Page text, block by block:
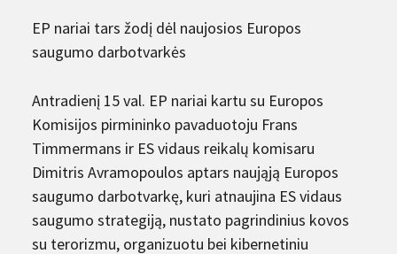
EP nariai tars žodį dėl naujosios Europos
saugumo darbotvarkės
Antradienį 15 val. EP nariai kartu su Europos
Komisijos pirmininko pavaduotoju Frans
Timmermans ir ES vidaus reikalų komisaru
Dimitris Avramopoulos aptars naująją Europos
saugumo darbotvarkę, kuri atnaujina ES vidaus
saugumo strategiją, nustato pagrindinius kovos
su terorizmu, organizuotu bei kibernetiniu